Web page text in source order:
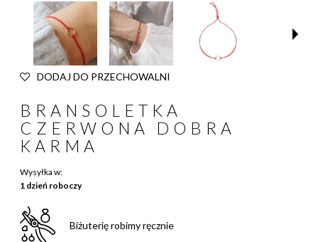
DODAJ DO PRZECHOWALNI
BRANSOLETKA
CZERWONA DOBRA
KARMA
Wysyłka w:
1 dzień roboczy
Biżuterię robimy ręcznie